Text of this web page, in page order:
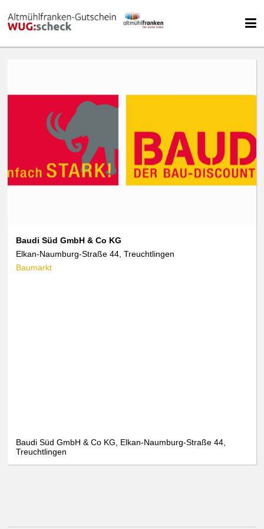
Baudi Süd GmbH & Co KG
Elkan-Naumburg-Straße 44, Treuchtlingen
Baumarkt
Baudi Süd GmbH & Co KG, Elkan-Naumburg-Straße 44,
Treuchtlingen